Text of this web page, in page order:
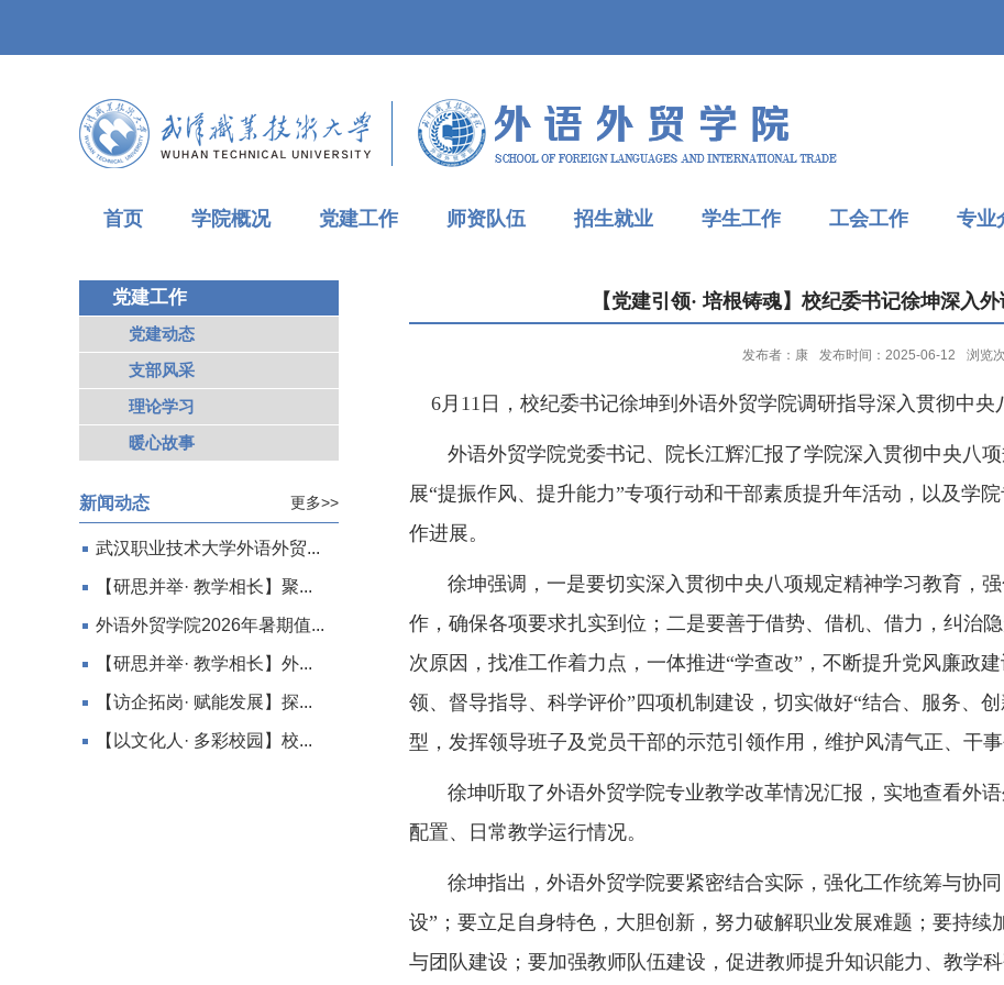
首页 学院概况 党建工作 师资队伍 招生就业 学生工作 工会工作 专业
党建工作
党建动态
支部风采
理论学习
暖心故事
新闻动态 更多>>
武汉职业技术大学外语外贸...
【研思并举· 教学相长】聚...
外语外贸学院2026年暑期值...
【研思并举· 教学相长】外...
【访企拓岗· 赋能发展】探...
【以文化人· 多彩校园】校...
【党建引领· 培根铸魂】校纪委书记徐坤深入
发布者：康 发布时间：2025-06-12 浏览
6月11日，校纪委书记徐坤到外语外贸学院调研指导深入贯彻中央
外语外贸学院党委书记、院长江辉汇报了学院深入贯彻中央八项
展“提振作风、提升能力”专项行动和干部素质提升年活动，以及学
作进展。
徐坤强调，一是要切实深入贯彻中央八项规定精神学习教育，强
作，确保各项要求扎实到位；二是要善于借势、借机、借力，纠治
次原因，找准工作着力点，一体推进“学查改”，不断提升党风廉政
领、督导指导、科学评价”四项机制建设，切实做好“结合、服务、
型，发挥领导班子及党员干部的示范引领作用，维护风清气正、干事
徐坤听取了外语外贸学院专业教学改革情况汇报，实地查看外语
配置、日常教学运行情况。
徐坤指出，外语外贸学院要紧密结合实际，强化工作统筹与协同
设”；要立足自身特色，大胆创新，努力破解职业发展难题；要持
与团队建设；要加强教师队伍建设，促进教师提升知识能力、教学